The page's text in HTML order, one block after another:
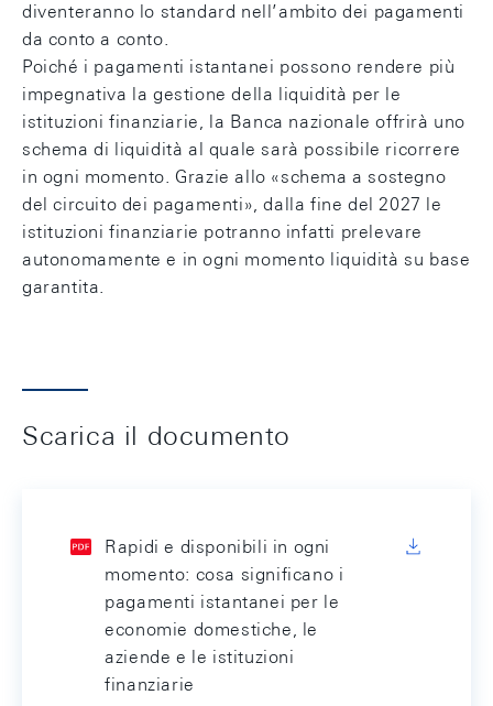
diventeranno lo standard nell’ambito dei pagamenti
da conto a conto.
Poiché i pagamenti istantanei possono rendere più
impegnativa la gestione della liquidità per le
istituzioni finanziarie, la Banca nazionale offrirà uno
schema di liquidità al quale sarà possibile ricorrere
in ogni momento. Grazie allo «schema a sostegno
del circuito dei pagamenti», dalla fine del 2027 le
istituzioni finanziarie potranno infatti prelevare
autonomamente e in ogni momento liquidità su base
garantita.
Scarica il documento
Rapidi e disponibili in ogni
momento: cosa significano i
pagamenti istantanei per le
economie domestiche, le
aziende e le istituzioni
finanziarie